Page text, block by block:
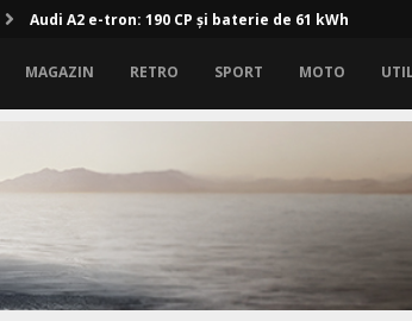
Audi A2 e-tron: 190 CP și baterie de 61 kWh
MAGAZIN RETRO SPORT MOTO